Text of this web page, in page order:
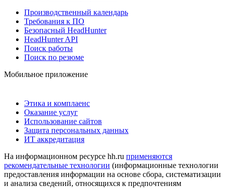
Производственный календарь
Требования к ПО
Безопасный HeadHunter
HeadHunter API
Поиск работы
Поиск по резюме
Мобильное приложение
Этика и комплаенс
Оказание услуг
Использование сайтов
Защита персональных данных
ИТ аккредитация
На информационном ресурсе hh.ru применяются
рекомендательные технологии (информационные технологии
предоставления информации на основе сбора, систематизации
и анализа сведений, относящихся к предпочтениям